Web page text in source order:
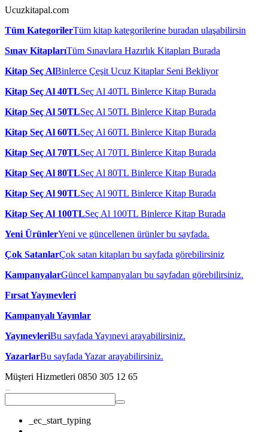
Ucuzkitapal.com
Tüm KategorilerTüm kitap kategorilerine buradan ulaşabilirsin
Sınav KitaplarıTüm Sınavlara Hazırlık Kitapları Burada
Kitap Seç AlBinlerce Çeşit Ucuz Kitaplar Seni Bekliyor
Kitap Seç Al 40TLSeç Al 40TL Binlerce Kitap Burada
Kitap Seç Al 50TLSeç Al 50TL Binlerce Kitap Burada
Kitap Seç Al 60TLSeç Al 60TL Binlerce Kitap Burada
Kitap Seç Al 70TLSeç Al 70TL Binlerce Kitap Burada
Kitap Seç Al 80TLSeç Al 80TL Binlerce Kitap Burada
Kitap Seç Al 90TLSeç Al 90TL Binlerce Kitap Burada
Kitap Seç Al 100TLSeç Al 100TL Binlerce Kitap Burada
Yeni ÜrünlerYeni ve güncellenen ürünler bu sayfada.
Çok SatanlarÇok satan kitapları bu sayfada görebilirsiniz
KampanyalarGüncel kampanyaları bu sayfadan görebilirsiniz.
Fırsat Yayınevleri
Kampanyalı Yayınlar
YayınevleriBu sayfada Yayınevi arayabilirsiniz.
YazarlarBu sayfada Yazar arayabilirsiniz.
Müşteri Hizmetleri 0850 305 12 65
_ec_start_typing